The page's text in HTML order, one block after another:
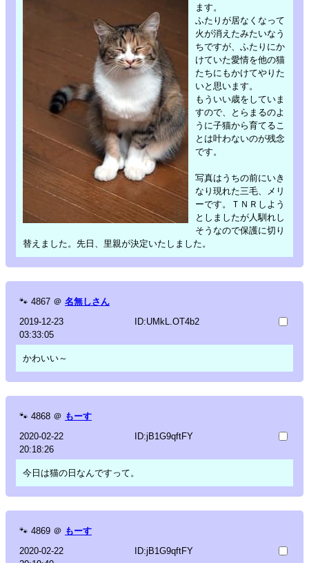
ます。
ふたりが居なくなって
火が消えたみたいなう
ちですが、ふたりにか
けていた愛情を他の猫
たちにもかけてやりた
いと思います。
もういい歳をしていま
すので、とらまるのよ
うに子猫から育てるこ
とは叶わないのが残念
です。
写真はうちの前にいき
なり現れた三毛、メリ
ーです。ＴＮＲしよう
としましたが人馴れし
そうなので保護に切り
替えました。先日、里親が決定いたしました。
🐾 4867 ＠ 名無しさん
2019-12-23
03:33:05
ID:UMkL.OT4b2
かわいい～
🐾 4868 ＠ もーす
2020-02-22
20:18:26
ID:jB1G9qftFY
今日は猫の日なんですって。
🐾 4869 ＠ もーす
2020-02-22
ID:jB1G9qftFY